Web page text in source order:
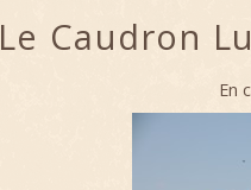
Le Caudron
En